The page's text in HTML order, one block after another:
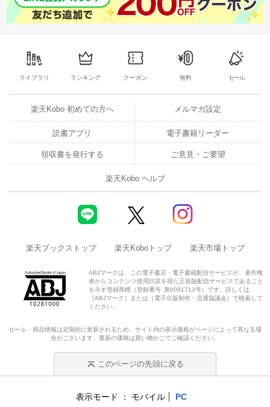
ライブラリ ランキング クーポン 無料 セール
楽天Kobo 初めての方へ メルマガ設定
読書アプリ 電子書籍リーダー
領収書を発行する ご意見・ご要望
楽天Kobo ヘルプ
楽天ブックストップ 楽天Koboトップ 楽天市場トップ
ABJマークは、この電子書店・電子書籍配信サービスが、著作権
者からコンテンツ使用許諾を得た正規版配信サービスであること
を示す登録商標（登録番号 第6091713号）です。詳しくは
［ABJマーク］または［電子出版制作・流通協議会］で検索して
ください。
セール・商品情報は定期的に更新されるため、サイト内の表示価格がページによって異なる場
合がございます。最新の価格は買い物かごでご確認ください。
このページの先頭に戻る
表示モード モバイル PC